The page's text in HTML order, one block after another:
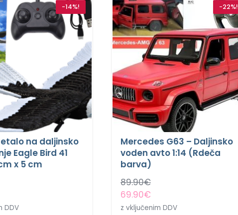
-14%!
na daljinsko
Eagle Bird 41
x 5 cm
DDV
-22%!
Mercedes G63 – Daljinsko
voden avto 1:14 (Rdeča
barva)
89.90€
69.90€
z vključenim DDV